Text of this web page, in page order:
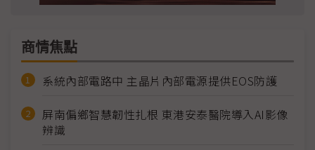
商情焦點
系統內部電路中 主晶片內部電源提供EOS防護
屏南偏鄉智慧韌性扎根 東港安泰醫院導入AI影像
辨識